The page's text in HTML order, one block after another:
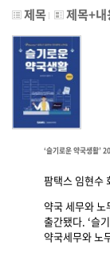
제목 제목+내
‘슬기로운 약국생활’
팜택스 임현수
약국 세무와 노
출간됐다. ‘슬
약국세무와 노